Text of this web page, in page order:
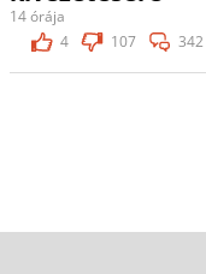
14 órája
4
107 342